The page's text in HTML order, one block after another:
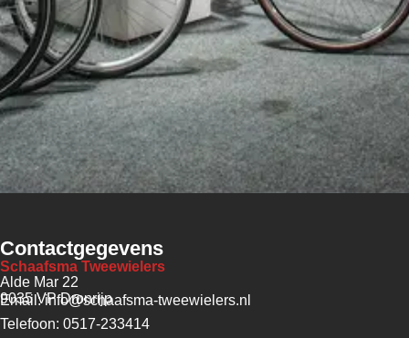
Contactgegevens
Schaafsma Tweewielers
Alde Mar 22
9035 VP Dronrijp
Email: info@schaafsma-tweewielers.nl
Telefoon: 0517-233414